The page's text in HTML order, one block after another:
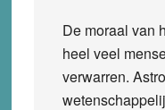
De moraal van
heel veel
verwarren.